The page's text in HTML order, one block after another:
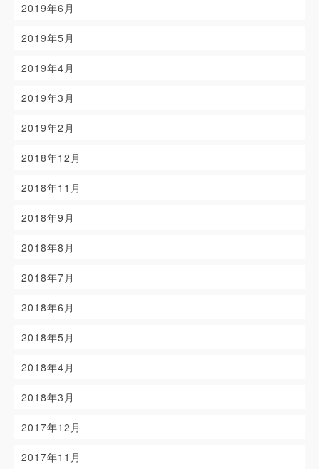
2019年6月
2019年5月
2019年4月
2019年3月
2019年2月
2018年12月
2018年11月
2018年9月
2018年8月
2018年7月
2018年6月
2018年5月
2018年4月
2018年3月
2017年12月
2017年11月